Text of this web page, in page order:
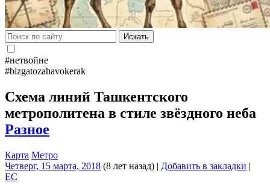
Искать
#нетвойне
#bizgatozahavokerak
Схема линий Ташкентского
метрополитена в стиле звёздного неба
Разное
Карта Метро
Четверг, 15 марта, 2018 (8 лет назад) | Добавить в закладки |
EC